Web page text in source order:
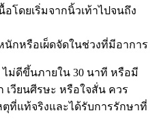
โดยเริ่มจากนิ้วเท้าไปจนถึง
นักหรือเผ็ดจัดในช่วงที่มีอาการ
ม่ดีขึ้นภายใน 30 นาที หรือมี
เวียนศีรษะ หรือใจสั่น ควร
ที่แท้จริงและได้รับการรักษาที่